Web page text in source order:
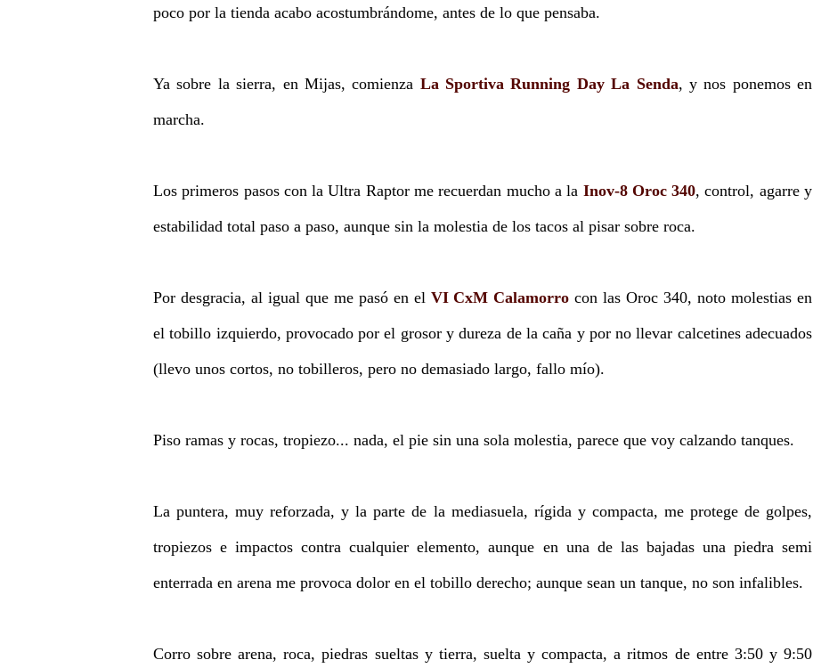
poco por la tienda acabo acostumbrándome, antes de lo que pensaba.
Ya sobre la sierra, en Mijas, comienza La Sportiva Running Day La Senda, y nos ponemos en
marcha.
Los primeros pasos con la Ultra Raptor me recuerdan mucho a la Inov-8 Oroc 340, control, agarre y
estabilidad total paso a paso, aunque sin la molestia de los tacos al pisar sobre roca.
Por desgracia, al igual que me pasó en el VI CxM Calamorro con las Oroc 340, noto molestias en
el tobillo izquierdo, provocado por el grosor y dureza de la caña y por no llevar calcetines adecuados
(llevo unos cortos, no tobilleros, pero no demasiado largo, fallo mío).
Piso ramas y rocas, tropiezo... nada, el pie sin una sola molestia, parece que voy calzando tanques.
La puntera, muy reforzada, y la parte de la mediasuela, rígida y compacta, me protege de golpes,
tropiezos e impactos contra cualquier elemento, aunque en una de las bajadas una piedra semi
enterrada en arena me provoca dolor en el tobillo derecho; aunque sean un tanque, no son infalibles.
Corro sobre arena, roca, piedras sueltas y tierra, suelta y compacta, a ritmos de entre 3:50 y 9:50